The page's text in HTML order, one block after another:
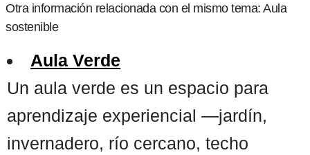
Otra información relacionada con el mismo tema: Aula
sostenible
Aula Verde
Un aula verde es un espacio para
aprendizaje experiencial —jardín,
invernadero, río cercano, techo